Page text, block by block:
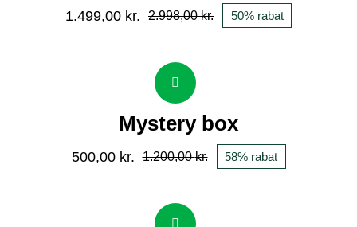
2.998,00kr.
Den
2.998,00 kr..
1.499,00 kr.
Den
1.499,00 kr..
50% rabat
Mystery box
1.200,00kr.
Den
500,00 kr.
Den
58% rabat